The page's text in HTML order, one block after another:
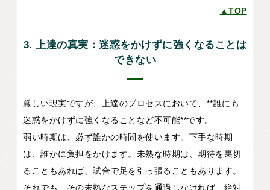
▲TOP
3. 上達の真実：迷惑をかけずに強くなることは
できない
厳しい現実ですが、上達のプロセスにおいて、**誰にも
迷惑をかけずに強くなることなど不可能**です。
弱い時期は、必ず誰かの時間を使います。下手な時期
は、誰かに負担をかけます。未熟な時期は、期待を裏切
ることもあれば、試合で足を引っ張ることもあります。
それでも、その未熟なステップを通過しなければ、絶対